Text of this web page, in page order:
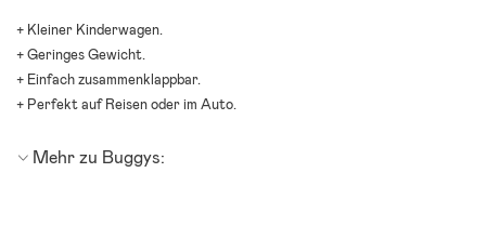
+ Kleiner Kinderwagen.
+ Geringes Gewicht.
+ Einfach zusammenklappbar.
+ Perfekt auf Reisen oder im Auto.
Mehr zu Buggys: